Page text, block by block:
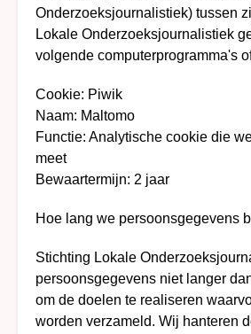
Onderzoeksjournalistiek) tussen
Lokale Onderzoeksjournalistiek
volgende computerprogramma's
Cookie: Piwik
Naam: Maltomo
Functie: Analytische cookie die
meet
Bewaartermijn: 2 jaar
Hoe lang we persoonsgegevens
Stichting Lokale
persoonsgegevens niet langer
om de doelen te realiseren
worden verzameld. Wij hanteren